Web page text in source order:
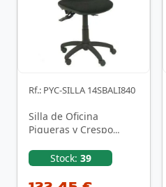
Rf.: PYC-SILLA 14SBALI840
Silla de Oficina
Piqueras y Crespo
14SBALI840/ Negro
Stock: 39